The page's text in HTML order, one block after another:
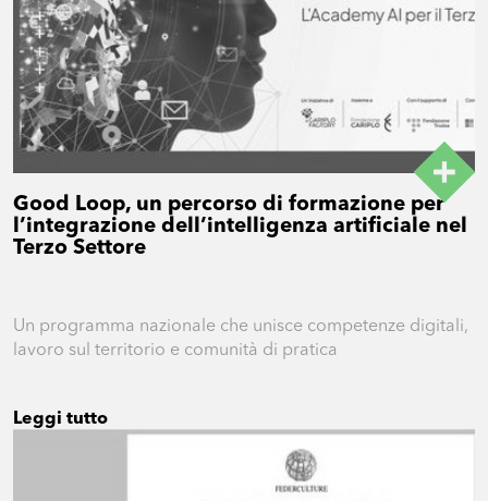
Good Loop, un percorso di formazione per
l’integrazione dell’intelligenza artificiale nel
Terzo Settore
Un programma nazionale che unisce competenze digitali,
lavoro sul territorio e comunità di pratica
Leggi tutto